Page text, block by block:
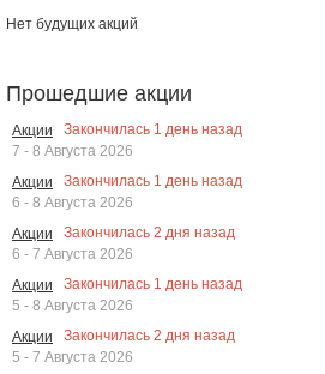
Нет будущих акций
Прошедшие акции
Акции Закончилась 1 день назад
7 - 8 Августа 2026
Акции
Закончилась 1 день назад
6 - 8 Августа 2026
Акции
Закончилась 2 дня назад
6 - 7 Августа 2026
Акции
Закончилась 1 день назад
5 - 8 Августа 2026
Акции
Закончилась 2 дня назад
5 - 7 Августа 2026